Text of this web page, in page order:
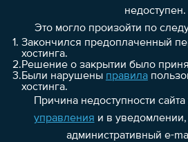
недоступен.
Это могло произойти по
1. Закончился предоплаченный
хостинга.
2.Решение о закрытии было
3.Были нарушены правила
хостинга.
Причина недоступности сайта
управления и в
административный e-